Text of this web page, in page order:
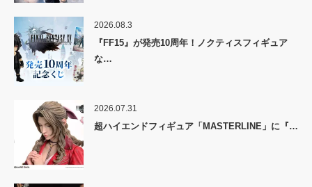
2026.08.3
『FF15』が発売10周年！ノクティスフィギュア
な…
2026.07.31
超ハイエンドフィギュア「MASTERLINE」に『…